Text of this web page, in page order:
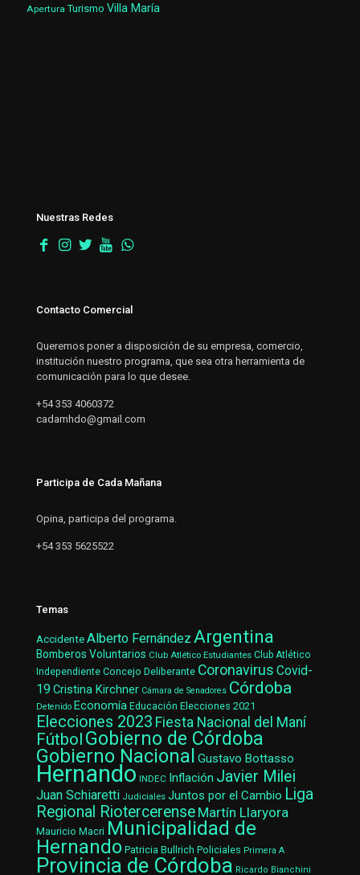
Apertura Turismo Villa María
Nuestras Redes
Contacto Comercial
Queremos poner a disposición de su empresa, comercio,
institución nuestro programa, que sea otra herramienta de
comunicación para lo que desee.
+54 353 4060372
cadamhdo@gmail.com
Participa de Cada Mañana
Opina, participa del programa.
+54 353 5625522
Temas
AccidenteAlberto Fernández Argentina
Bomberos Voluntarios Club Atlético Estudiantes Club Atlético
Independiente Concejo Deliberante Coronavirus Covid-
19 Cristina Kirchner Cámara de Senadores Córdoba
Detenido Economía Educación Elecciones 2021
Elecciones 2023 Fiesta Nacional del Maní
Fútbol Gobierno de Córdoba
Gobierno Nacional Gustavo Bottasso
Hernando INDEC Inflación Javier Milei
Juan Schiaretti Judiciales Juntos por el Cambio Liga
Regional Riotercerense Martín Llaryora
Mauricio Macri Municipalidad de
Hernando Patricia Bullrich Policiales Primera A
Provincia de Córdoba Ricardo Bianchini